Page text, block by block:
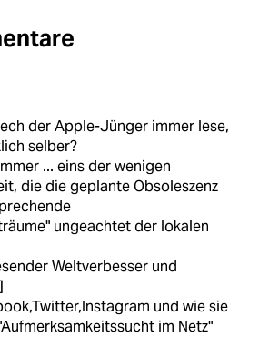
der Apple-Jünger immer lese,
selber?
... eins der wenigen
die die geplante Obsoleszenz
ungeachtet der lokalen
Weltverbesser und
und wie sie
im Netz"